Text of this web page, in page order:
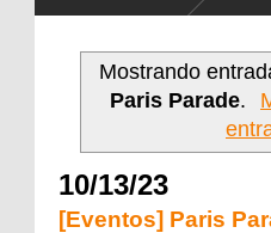
Mostrando
Paris Parade.
10/13/23
[Eventos] Paris